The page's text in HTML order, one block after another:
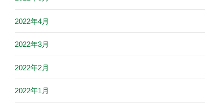
2022年4月
2022年3月
2022年2月
2022年1月